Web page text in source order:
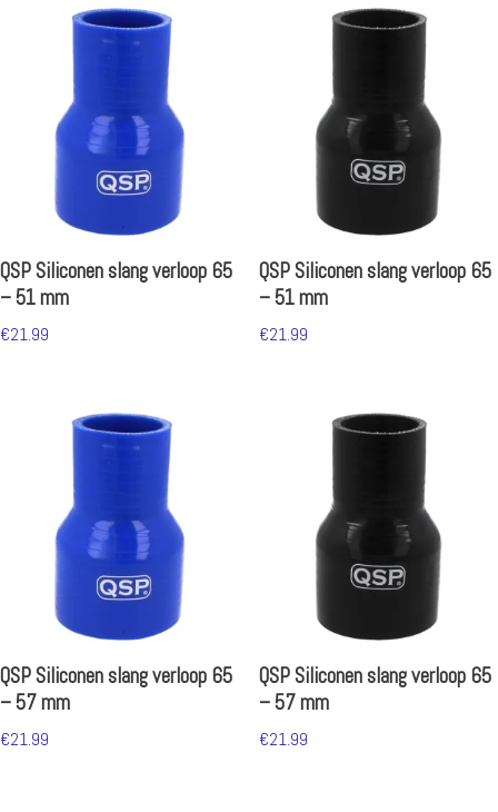
QSP Siliconen slang verloop 65
– 51 mm
€21.99
QSP Siliconen slang verloop 65
– 51 mm
€21.99
QSP Siliconen slang verloop 65
– 57 mm
€21.99
QSP Siliconen slang verloop 65
– 57 mm
€21.99